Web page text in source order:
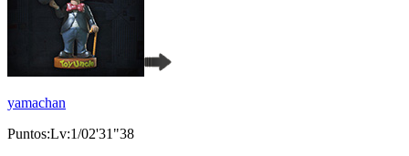
yamachan
Puntos:Lv:1/02'31"38